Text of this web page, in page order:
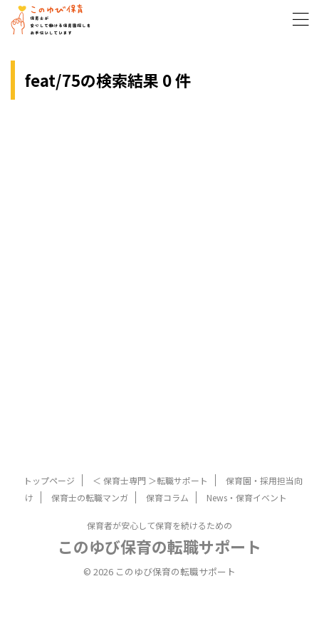
feat/75の検索結果 0 件
トップページ ＜ 保育士専門 ＞転職サポート
保育園・採用担当向
け
保育士の転職マンガ 保育コラム News・保育イベント
保育者が安心して保育を続けるための
このゆび保育の転職サポート
© 2026 このゆび保育の転職サポート